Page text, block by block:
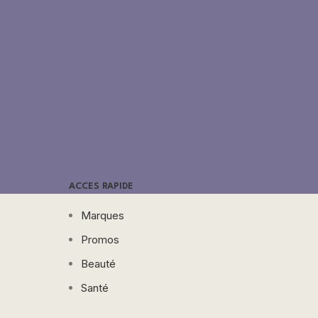
ACCES RAPIDE
Marques
Promos
Beauté
Santé